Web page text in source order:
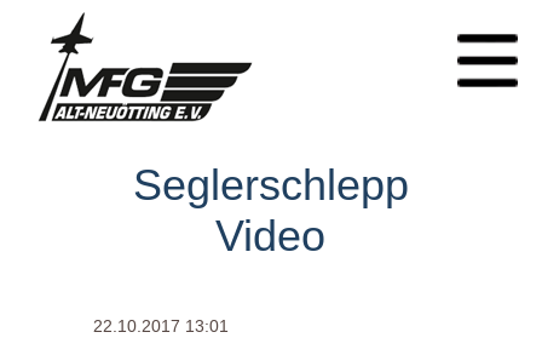
Seglerschlepp
Video
22.10.2017 13:01